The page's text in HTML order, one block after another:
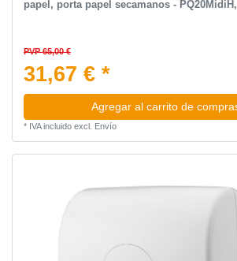
papel, porta papel secamanos -
PVP 65,00 €
31,67 € *
Agregar al carrito de
* IVA incluidoexcl. Envío